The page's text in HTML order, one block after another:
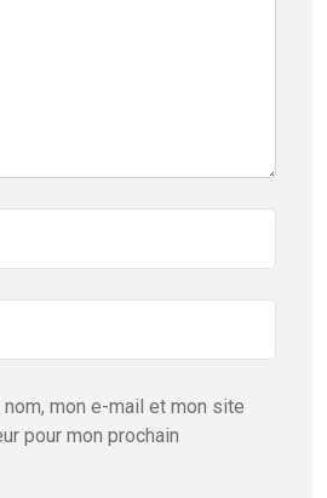
mon e-mail et mon site
pour mon prochain